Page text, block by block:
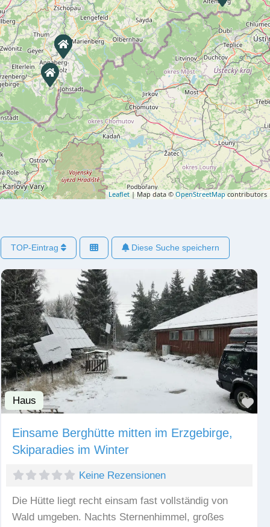
Leaflet | Map data © OpenStreetMap contributors
TOP-Eintrag Diese Suche speichern
Haus
Einsame Berghütte mitten im Erzgebirge,
Skiparadies im Winter
Keine Rezensionen
Die Hütte liegt recht einsam fast vollständig von
Wald umgeben. Nachts Sternenhimmel, großes